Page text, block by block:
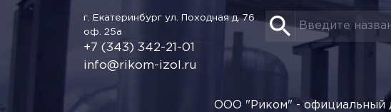
г. Екатеринбург ул. Походная д. 76
оф. 25а
+7 (343) 342-21-01
info@rikom-izol.ru
ООО "Риком" - официальный